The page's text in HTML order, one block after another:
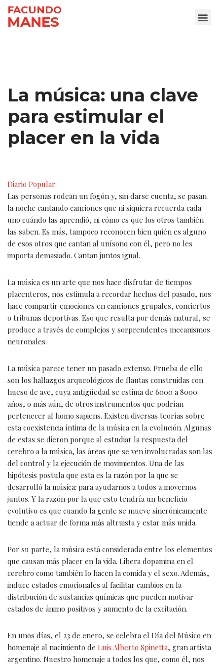
Ir
FACUNDO
MANES
La música: una clave
para estimular el
placer en la vida
Diario Popular
Las personas rodean un fogón y, sin darse cuenta, se pasan
la noche cantando canciones que ni siquiera recuerda cada
uno cuándo las aprendió, ni cómo es que los otros también
las saben. Es más, tampoco reconocen bien quién es alguno
de esos otros que cantan al unísono con él, pero no les
importa demasiado. Cantan juntos igual.
La música es un arte que nos hace disfrutar de tiempos
placenteros, nos estimula a recordar hechos del pasado, nos
hace compartir emociones en canciones grupales, conciertos
o tribunas deportivas. Eso que resulta por demás natural, se
produce a través de complejos y sorprendentes mecanismos
neuronales.
La música parece tener un pasado extenso. Prueba de ello
son los hallazgos arqueológicos de flautas construidas con
hueso de ave, cuya antigüedad se estima de 6000 a 8000
años, o más aún, de otros instrumentos que podrían
pertenecer al homo sapiens. Existen diversas teorías sobre
esta coexistencia íntima de la música en la evolución. Algunas
de estas se dieron porque al estudiar la respuesta del
cerebro a la música, las áreas que se ven involucradas son las
del control y la ejecución de movimientos. Una de las
hipótesis postula que esta es la razón por la que se
desarrolló la música: para ayudarnos a todos a movernos
juntos. Y la razón por la que esto tendría un beneficio
evolutivo es que cuando la gente se mueve sincrónicamente
tiende a actuar de forma más altruista y estar más unida.
Por su parte, la música está considerada entre los elementos
que causan más placer en la vida. Libera dopamina en el
cerebro como también lo hacen la comida y el sexo. Además,
induce estados emocionales al facilitar cambios en la
distribución de sustancias químicas que pueden motivar
estados de ánimo positivos y aumento de la excitación.
En unos días, el 23 de enero, se celebra el Día del Músico en
homenaje al nacimiento de Luis Alberto Spinetta, gran artista
argentino. Nuestro homenaje a todos los que, como él, nos